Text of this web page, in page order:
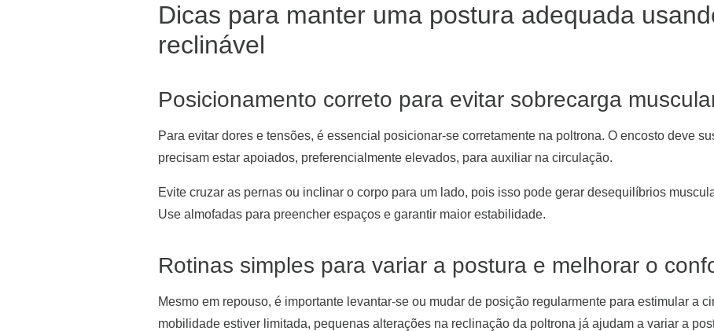
Dicas para manter uma postura adequada
reclinável
Posicionamento correto para evitar sobrecarga
Para evitar dores e tensões, é essencial posicionar-se corretamente na poltrona. O encosto deve
precisam estar apoiados, preferencialmente elevados, para auxiliar na circulação.
Evite cruzar as pernas ou inclinar o corpo para um lado, pois isso pode gerar desequilíbrios
Use almofadas para preencher espaços e garantir maior estabilidade.
Rotinas simples para variar a postura e melhorar o
Mesmo em repouso, é importante levantar-se ou mudar de posição regularmente para estimular a
mobilidade estiver limitada, pequenas alterações na reclinação da poltrona já ajudam a variar a